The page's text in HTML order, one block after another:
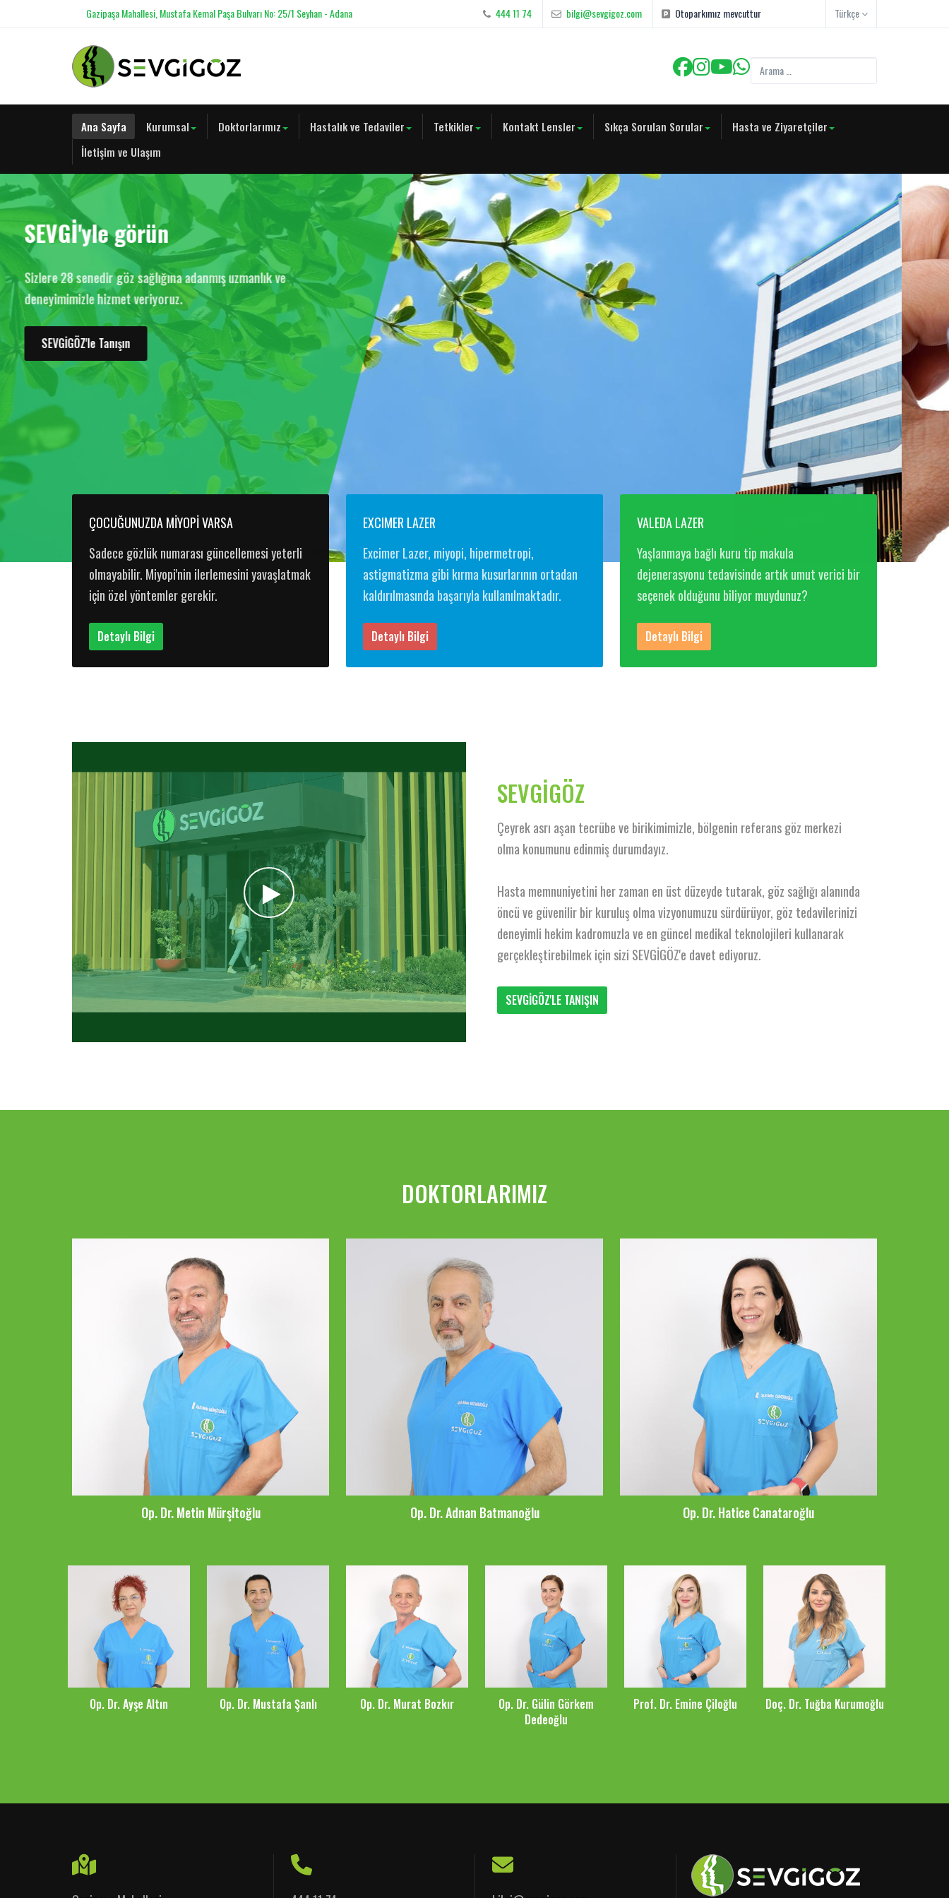
Gazipaşa Mahallesi, Mustafa Kemal Paşa Bulvarı No: 25/1 Seyhan - Adana 444 11 74 bilgi@sevgigoz.com Otoparkımız mevcuttur Türkçe
Ana Sayfa Kurumsal Doktorlarımız Hastalık ve Tedaviler Tetkikler Kontakt Lensler Sıkça Sorulan Sorular
Hasta ve Ziyaretçiler
İletişim ve Ulaşım
Çocukların göz sağlığı bizim
için çok değerli
Çocukluk çağı miyopisinin tüm dünyada artan bir
sorun haline geldiğini biliyor muyduz?
ÇOCUĞUNUZDA MİYOPİ VARSA
Sadece gözlük numarası güncellemesi yeterli
olmayabilir. Miyopi'nin ilerlemesini yavaşlatmak
için özel yöntemler gerekir.
Detaylı Bilgi
EXCIMER LAZER
Excimer Lazer, miyopi, hipermetropi,
astigmatizma gibi kırma kusurlarının ortadan
kaldırılmasında başarıyla kullanılmaktadır.
Detaylı Bilgi
VALEDA LAZER
Yaşlanmaya bağlı kuru tip makula
dejenerasyonu tedavisinde artık umut verici bir
seçenek olduğunu biliyor muydunuz?
Detaylı Bilgi
SEVGİGÖZ
Çeyrek asrı aşan tecrübe ve birikimimizle, bölgenin referans göz merkezi
olma konumunu edinmiş durumdayız.
Hasta memnuniyetini her zaman en üst düzeyde tutarak, göz sağlığı alanında
öncü ve güvenilir bir kuruluş olma vizyonumuzu sürdürüyor, göz tedavilerinizi
deneyimli hekim kadromuzla ve en güncel medikal teknolojileri kullanarak
gerçekleştirebilmek için sizi SEVGİGÖZ'e davet ediyoruz.
SEVGİGÖZ'LE TANIŞIN
DOKTORLARIMIZ
Op. Dr. Metin Mürşitoğlu Op. Dr. Adnan Batmanoğlu Op. Dr. Hatice Canataroğlu
Op. Dr. Ayşe Altın Op. Dr. Mustafa Şanlı Op. Dr. Murat Bozkır
Op. Dr. Gülin Görkem
Dedeoğlu
Prof. Dr. Emine Çiloğlu Doç. Dr. Tuğba Kurumoğlu